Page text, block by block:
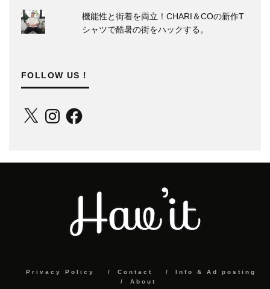
機能性と街着を両立！CHARI＆COの新作T
シャツで酷暑の街をハックする。
FOLLOW US！
X InstagramFacebook
Privacy Policy Contact
Info & Ad posting
About